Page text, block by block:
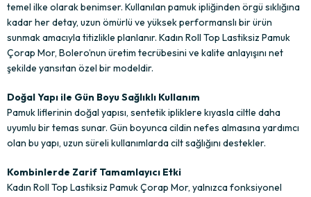
temel ilke olarak benimser. Kullanılan pamuk ipliğinden örgü sıklığına
kadar her detay, uzun ömürlü ve yüksek performanslı bir ürün
sunmak amacıyla titizlikle planlanır. Kadın Roll Top Lastiksiz Pamuk
Çorap Mor, Bolero’nun üretim tecrübesini ve kalite anlayışını net
şekilde yansıtan özel bir modeldir.
Doğal Yapı ile Gün Boyu Sağlıklı Kullanım
Pamuk liflerinin doğal yapısı, sentetik ipliklere kıyasla ciltle daha
uyumlu bir temas sunar. Gün boyunca cildin nefes almasına yardımcı
olan bu yapı, uzun süreli kullanımlarda cilt sağlığını destekler.
Kombinlerde Zarif Tamamlayıcı Etki
Kadın Roll Top Lastiksiz Pamuk Çorap Mor, yalnızca fonksiyonel